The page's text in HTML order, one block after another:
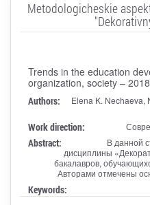
Metodologicheskie
Trends in the education
organization, society – 2018
Authors:
Elena K. Nechaeva,
Work direction:
Abstract:
В данной
дисциплины
бакалавров,
Авторами отмечены
Keywords: